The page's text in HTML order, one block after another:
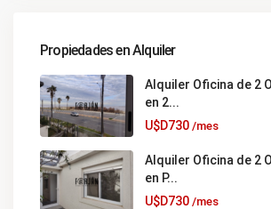
Propiedades en Alquiler
Alquiler Oficina de 2
en 2...
U$D730 /mes
Alquiler Oficina de 2
en P...
U$D730 /mes